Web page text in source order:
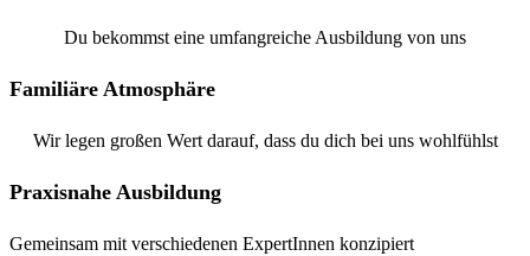
Du bekommst eine umfangreiche Ausbildung von uns
Familiäre Atmosphäre
Wir legen großen Wert darauf, dass du dich bei uns wohlfühlst
Praxisnahe Ausbildung
Gemeinsam mit verschiedenen ExpertInnen konzipiert